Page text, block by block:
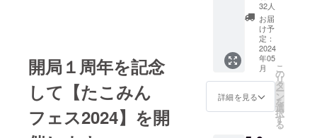
開局１周年を記念
して【たこみん
フェス2024】を開
千葉県多古
妻・息子
（８歳）・
娘（７歳）
援団へ
入団
（１年
間） ・
応援団
限定イ
ベント
の参加
権（交
流会や
32人
お届
け予
定：
2024
年05
月
詳細を見る
こ
の
リ
タ
ー
ン
を
選
択
す
る